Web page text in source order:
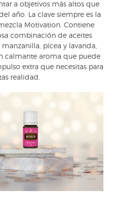
a objetivos más altos que
año. La clave siempre es la
Motivation. Contiene
combinación de aceites
manzanilla, pícea y lavanda,
calmante aroma que puede
extra que necesitas para
realidad.